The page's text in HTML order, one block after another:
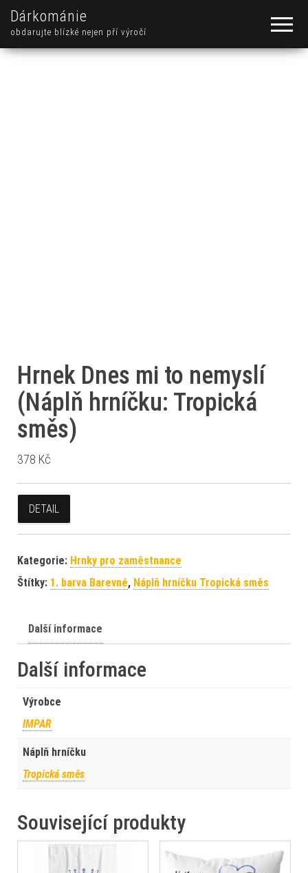
Dárkománie
obdarujte blízké nejen pří výročí
Hrnek Dnes mi to nemyslí
(Náplň hrníčku: Tropická
směs)
378 Kč
DETAIL
Kategorie: Hrnky pro zaměstnance
Štítky: 1. barva Barevné, Náplň hrníčku Tropická směs
Další informace
Další informace
Výrobce
IMPAR
Náplň hrníčku
Tropická směs
Související produkty